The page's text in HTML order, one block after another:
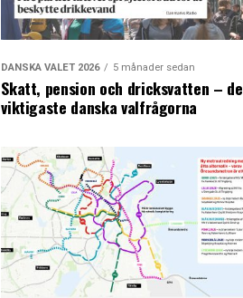
DANSKA VALET 2026 5 månader sedan
Skatt, pension och dricksvatten – de
viktigaste danska valfrågorna